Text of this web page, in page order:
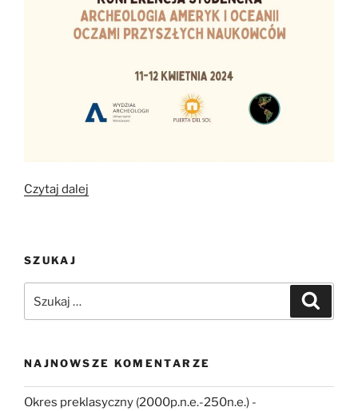
Czytaj dalej
przyszłych
SZUKAJ
NAJNOWSZE KOMENTARZE
Okres preklasyczny (2000p.n.e.-250n.e.) -